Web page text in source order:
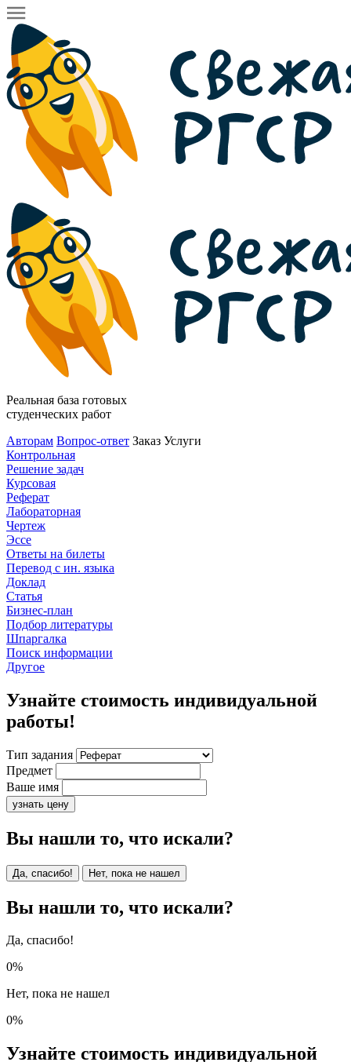
Реальная база готовых
студенческих работ
Авторам Вопрос-ответ Заказ Услуги
Контрольная
Решение задач
Курсовая
Реферат
Лабораторная
Чертеж
Эссе
Ответы на билеты
Перевод с ин. языка
Доклад
Статья
Бизнес-план
Подбор литературы
Шпаргалка
Поиск информации
Другое
Узнайте стоимость индивидуальной
работы!
Тип задания
Предмет
Ваше имя
узнать цену
Вы нашли то, что искали?
Да, спасибо! Нет, пока не нашел
Вы нашли то, что искали?
Да, спасибо!
0%
Нет, пока не нашел
0%
Узнайте стоимость индивидуальной